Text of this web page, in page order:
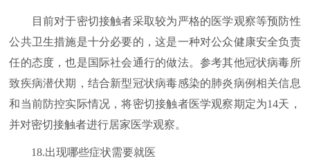
目前对于密切接触者采取较为严格的医学观察等预防性
公共卫生措施是十分必要的，这是一种对公众健康安全负责
任的态度，也是国际社会通行的做法。参考其他冠状病毒所
致疾病潜伏期，结合新型冠状病毒感染的肺炎病例相关信息
和当前防控实际情况，将密切接触者医学观察期定为14天，
并对密切接触者进行居家医学观察。
18.出现哪些症状需要就医